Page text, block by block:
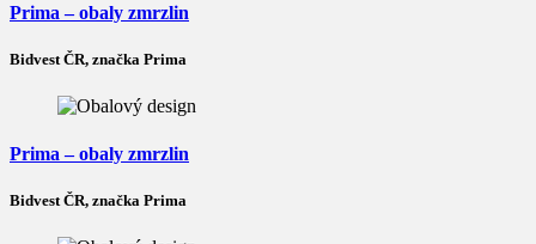
Prima – obaly zmrzlin
Bidvest ČR, značka Prima
Prima – obaly zmrzlin
Bidvest ČR, značka Prima